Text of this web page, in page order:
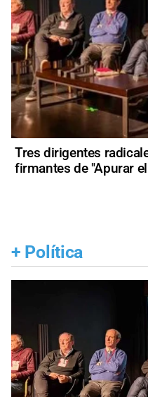
Tres dirigentes
firmantes de "Apurar
+ Política